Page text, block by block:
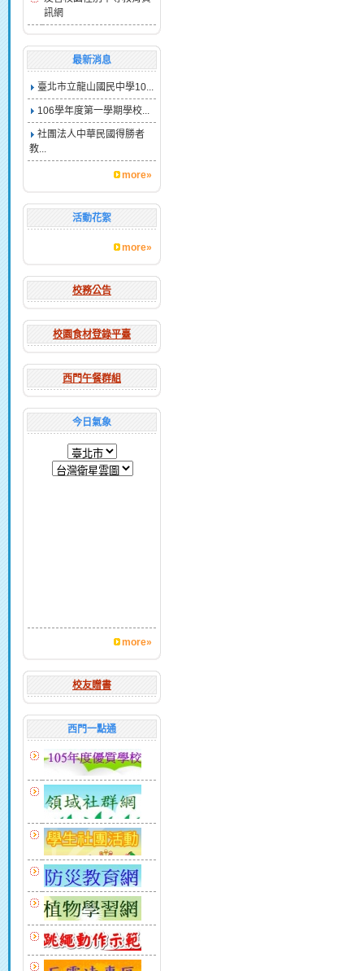
訊網
最新消息
臺北市立龍山國民中學10...
106學年度第一學期學校...
社團法人中華民國得勝者
教...
more»
活動花絮
more»
校務公告
校園食材登錄平臺
西門午餐群組
今日氣象
more»
校友贈書
西門一點通